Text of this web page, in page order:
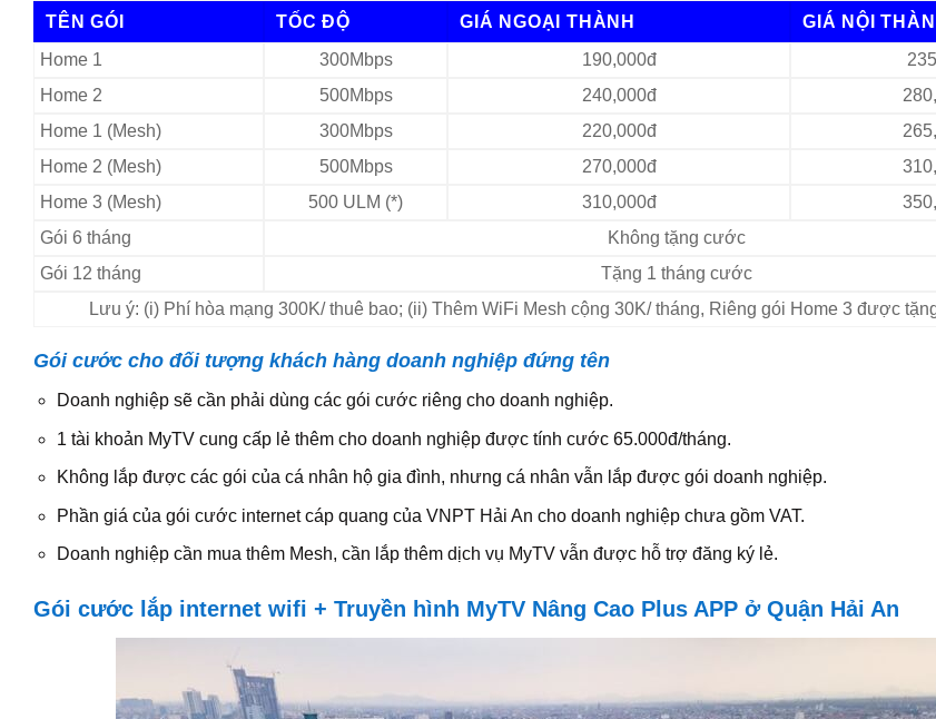
TÊN GÓI TỐC ĐỘ GIÁ NGOẠI THÀNH
GIÁ NỘI
Home 1
300Mbps 190,000đ
Home 2
500Mbps 240,000đ
Home 1 (Mesh)
300Mbps 220,000đ
Home 2 (Mesh)
500Mbps 270,000đ
Home 3 (Mesh)
500 ULM (*) 310,000đ
Gói 6 tháng
Không tặng cước
Gói 12 tháng
Tặng 1 tháng cước
Lưu ý: (i) Phí hòa mạng 300K/ thuê bao; (ii) Thêm WiFi Mesh cộng 30K/ tháng, Riêng gói Home 3 được
Gói cước cho đối tượng khách hàng doanh nghiệp đứng tên
Doanh nghiệp sẽ cần phải dùng các gói cước riêng cho doanh nghiệp.
1 tài khoản MyTV cung cấp lẻ thêm cho doanh nghiệp được tính cước 65.000đ/tháng.
Không lắp được các gói của cá nhân hộ gia đình, nhưng cá nhân vẫn lắp được gói doanh nghiệp.
Phần giá của gói cước internet cáp quang của VNPT Hải An cho doanh nghiệp chưa gồm VAT.
Doanh nghiệp cần mua thêm Mesh, cần lắp thêm dịch vụ MyTV vẫn được hỗ trợ đăng ký lẻ.
Gói cước lắp internet wifi + Truyền hình MyTV Nâng Cao Plus APP ở Quận Hải An